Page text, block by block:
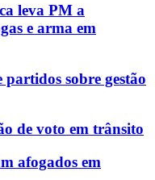
leva PM a
e arma em
partidos sobre gestão
de voto em trânsito
afogados em